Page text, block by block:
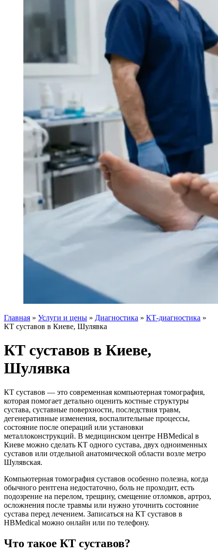
Главная » Услуги и цены » Диагностика » КТ-диагностика »
КТ суставов в Киеве, Шулявка
КТ суставов в Киеве,
Шулявка
КТ суставов — это современная компьютерная томография,
которая помогает детально оценить костные структуры
сустава, суставные поверхности, последствия травм,
дегенеративные изменения, воспалительные процессы,
состояние после операций или установки
металлоконструкций. В медицинском центре HBMedical в
Киеве можно сделать КТ одного сустава, двух одноименных
суставов или отдельной анатомической области возле метро
Шулявская.
Компьютерная томография суставов особенно полезна, когда
обычного рентгена недостаточно, боль не проходит, есть
подозрение на перелом, трещину, смещение отломков, артроз,
осложнения после травмы или нужно уточнить состояние
сустава перед лечением. Записаться на КТ суставов в
HBMedical можно онлайн или по телефону.
Что такое КТ суставов?